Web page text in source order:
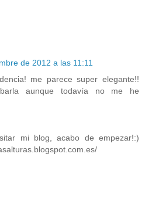
de 2012 a las 11:11
me parece super elegante!!
aunque todavía no me he
mi blog, acabo de empezar!:)